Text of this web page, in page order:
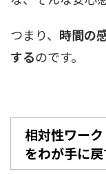
つまり、 時間の
するのです。
相対性ワー
をわが手に